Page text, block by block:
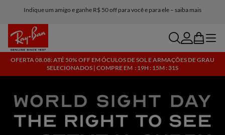
Indique um amigo e ganhe R$ 50 off para você e para ele – saiba mais
Pague seu pedido em 10 parcelas distintas.
searchaccount
bag menu
OFERTA 08.08: ATÉ 50% OFF EM ÓCULOS DE SOL E ARMAÇÕES DE GRAU
SELECIONADOS | COMPRE EM : 19H : 15M : 30S